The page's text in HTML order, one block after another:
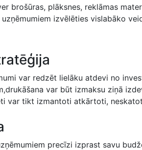
brošūras, plāksnes, reklāmas
izvēlēties ⁢vislabāko
var redzēt ⁣lielāku atdevi no
var būt izmaksu ziņā
var tikt izmantoti​ atkārtoti,
precīzi izprast savu​